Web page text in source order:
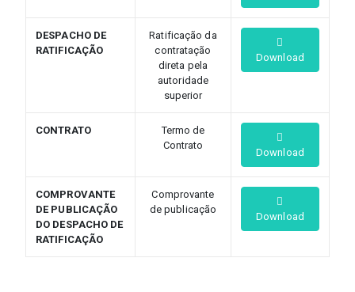
DESPACHO DE
RATIFICAÇÃO
Ratificação da
contratação
direta pela
autoridade
superior
Download
CONTRATO
Termo de
Contrato
Download
COMPROVANTE
DE PUBLICAÇÃO
DO DESPACHO DE
RATIFICAÇÃO
Comprovante
de publicação
Download